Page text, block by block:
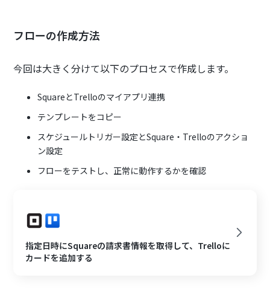
フローの作成方法
今回は大きく分けて以下のプロセスで作成します。
SquareとTrelloのマイアプリ連携
テンプレートをコピー
スケジュールトリガー設定とSquare・Trelloのアクショ
ン設定
フローをテストし、正常に動作するかを確認
指定日時にSquareの請求書情報を取得して、Trelloに
カードを追加する